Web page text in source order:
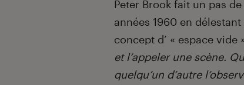
Peter Brook fait un pas
années 1960 en
concept d’ « espace vide
et l’appeler une scène.
quelqu’un d’autre